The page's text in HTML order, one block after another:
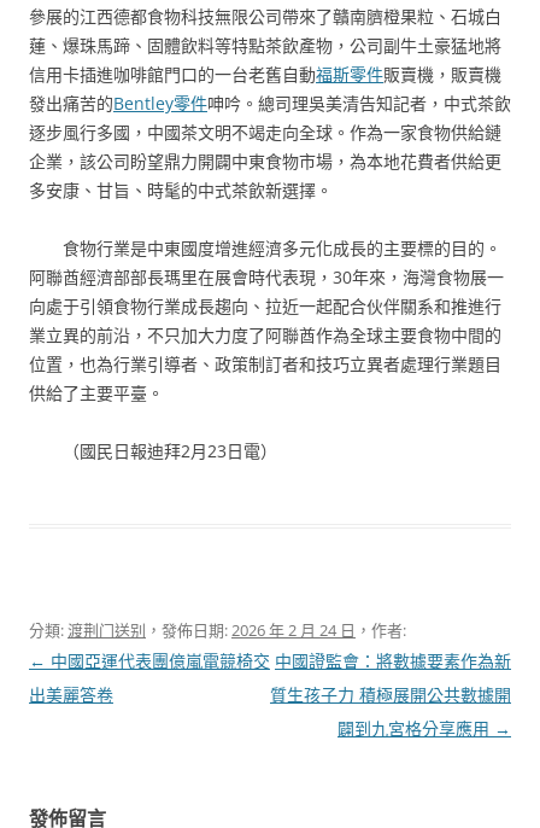
參展的江西德都食物科技無限公司帶來了贛南臍橙果粒、石城白
蓮、爆珠馬蹄、固體飲料等特點茶飲產物，公司副牛土豪猛地將
信用卡插進咖啡館門口的一台老舊自動福斯零件販賣機，販賣機
發出痛苦的Bentley零件呻吟。總司理吳美清告知記者，中式茶飲
逐步風行多國，中國茶文明不竭走向全球。作為一家食物供給鏈
企業，該公司盼望鼎力開闢中東食物市場，為本地花費者供給更
多安康、甘旨、時髦的中式茶飲新選擇。
食物行業是中東國度增進經濟多元化成長的主要標的目的。
阿聯酋經濟部部長瑪里在展會時代表現，30年來，海灣食物展一
向處于引領食物行業成長趨向、拉近一起配合伙伴關系和推進行
業立異的前沿，不只加大力度了阿聯酋作為全球主要食物中間的
位置，也為行業引導者、政策制訂者和技巧立異者處理行業題目
供給了主要平臺。
（國民日報迪拜2月23日電）
分類:渡荆门送别 ，發佈日期:2026 年 2 月 24 日 ，作者:
文
章
← 中國亞運代表團億嵐電競椅交
出美麗答卷
中國證監會：將數據要素作為新
質生孩子力 積極展開公共數據開
闢到九宮格分享應用 →
發佈留言